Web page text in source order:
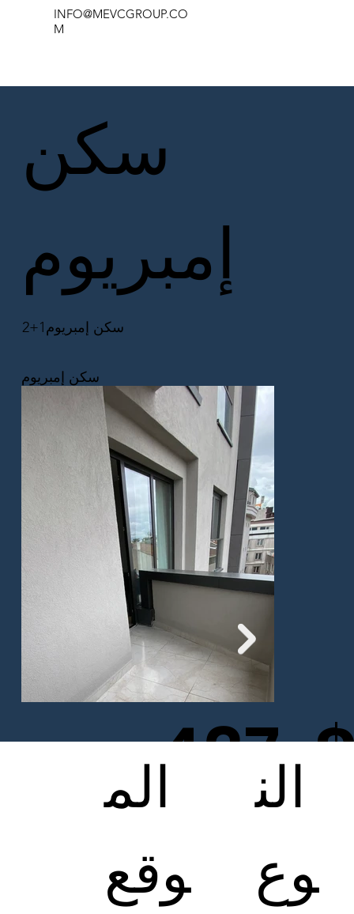
INFO@MEVCGROUP.CO
M
سكن
إمبريوم
سكن إمبريوم
437
400
2+1سكن إمبريوم
الم
وقع
الن
وع